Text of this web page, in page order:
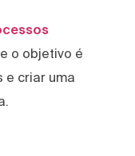
o objetivo é
e criar uma